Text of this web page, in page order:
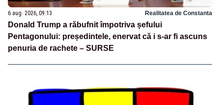
6 aug. 2026, 09:13 Realitatea de Constanta
Donald Trump a răbufnit împotriva șefului
Pentagonului: președintele, enervat că i s-ar fi ascuns
penuria de rachete – SURSE